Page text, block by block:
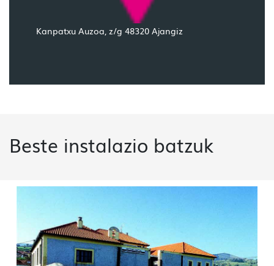
Kanpatxu Auzoa, z/g 48320 Ajangiz
Beste instalazio batzuk